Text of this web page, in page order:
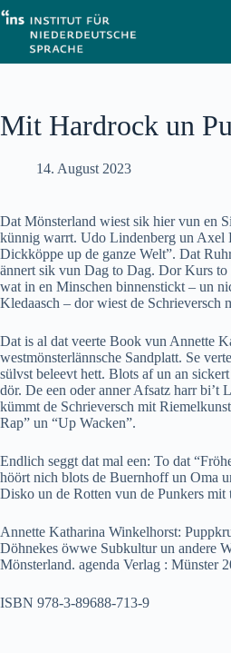
Zum
Inhalt
springen
Mit Hardrock un
14. August 2023
Dat Mönsterland wiest sik hier vun en
künnig warrt. Udo Lindenberg un Axel
Dickköppe up de ganze Welt”. Dat
ännert sik vun Dag to Dag. Dor Kurs
wat in en Minschen binnenstickt – un
Kledaasch – dor wiest de Schrieversch
Dat is al dat veerte Book vun Annette
westmönsterlännsche Sandplatt. Se
sülvst beleevt hett. Blots af un an
dör. De een oder anner Afsatz harr bi’t
kümmt de Schrieversch mit
Rap” un “Up Wacken”.
Endlich seggt dat mal een: To dat
höört nich blots de Buernhoff un Oma
Disko un de Rotten vun de Punkers mit
Annette Katharina Winkelhorst:
Döhnekes öwwe Subkultur un andere
Mönsterland. agenda Verlag : Münster
ISBN 978-3-89688-713-9